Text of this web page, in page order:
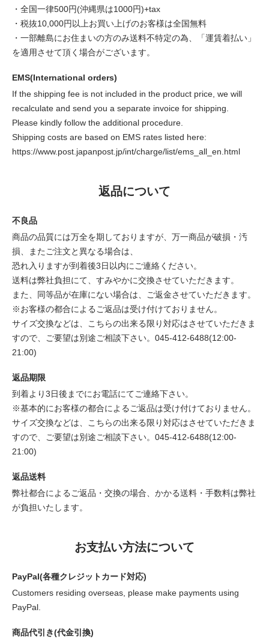
・全国一律500円(沖縄県は1000円)+tax
・税抜10,000円以上お買い上げのお客様は全国無料
・一部離島にお住まいの方のみ送料不特定の為、「運賃着払い」
を適用させて頂く場合がございます。
EMS(International orders)
If the shipping fee is not included in the product price, we will
recalculate and send you a separate invoice for shipping.
Please kindly follow the additional procedure.
Shipping costs are based on EMS rates listed here:
https://www.post.japanpost.jp/int/charge/list/ems_all_en.html
返品について
不良品
商品の品質には万全を期しておりますが、万一商品が破損・汚
損、またご注文と異なる場合は、
恐れ入りますが到着後3日以内にご連絡ください。
送料は弊社負担にて、すみやかに交換させていただきます。
また、同等品が在庫にない場合は、ご返金させていただきます。
※お客様の都合によるご返品は受け付けておりません。
サイズ交換などは、こちらの出来る限り対応はさせていただきま
すので、ご要望は別途ご相談下さい。045-412-6488(12:00-
21:00)
返品期限
到着より3日後までにお電話にてご連絡下さい。
※基本的にお客様の都合によるご返品は受け付けておりません。
サイズ交換などは、こちらの出来る限り対応はさせていただきま
すので、ご要望は別途ご相談下さい。045-412-6488(12:00-
21:00)
返品送料
弊社都合によるご返品・交換の場合、かかる送料・手数料は弊社
が負担いたします。
お支払い方法について
PayPal(各種クレジットカード対応)
Customers residing overseas, please make payments using
PayPal.
商品代引き(代金引換)